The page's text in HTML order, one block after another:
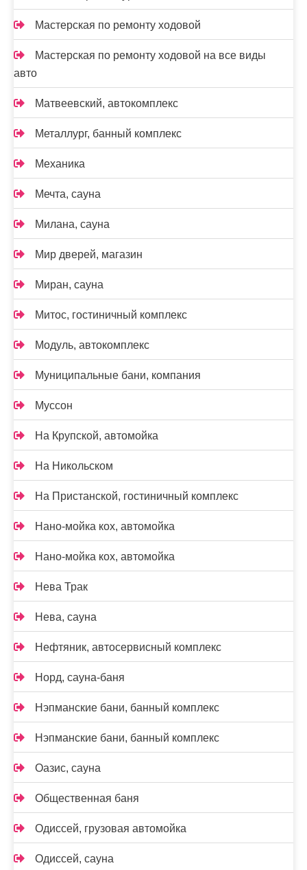
Мастерская по ремонту ходовой
Мастерская по ремонту ходовой на все виды
авто
Матвеевский, автокомплекс
Металлург, банный комплекс
Механика
Мечта, сауна
Милана, сауна
Мир дверей, магазин
Миран, сауна
Митос, гостиничный комплекс
Модуль, автокомплекс
Муниципальные бани, компания
Муссон
На Крупской, автомойка
На Никольском
На Пристанской, гостиничный комплекс
Нано-мойка кох, автомойка
Нано-мойка кох, автомойка
Нева Трак
Нева, сауна
Нефтяник, автосервисный комплекс
Норд, сауна-баня
Нэпманские бани, банный комплекс
Нэпманские бани, банный комплекс
Оазис, сауна
Общественная баня
Одиссей, грузовая автомойка
Одиссей, сауна